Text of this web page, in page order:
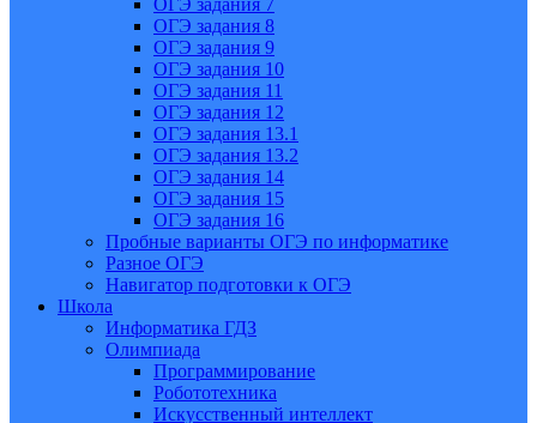
ОГЭ задания 7
ОГЭ задания 8
ОГЭ задания 9
ОГЭ задания 10
ОГЭ задания 11
ОГЭ задания 12
ОГЭ задания 13.1
ОГЭ задания 13.2
ОГЭ задания 14
ОГЭ задания 15
ОГЭ задания 16
Пробные варианты ОГЭ по информатике
Разное ОГЭ
Навигатор подготовки к ОГЭ
Школа
Информатика ГДЗ
Олимпиада
Программирование
Робототехника
Искусственный интеллект